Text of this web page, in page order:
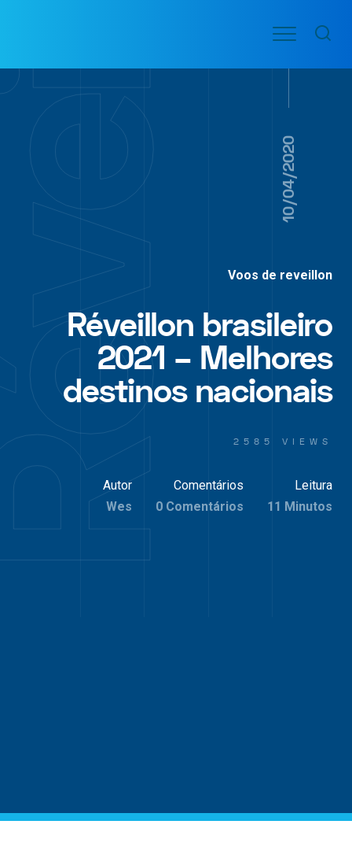
conteúdo
VOO
AÉREAS
Menu
10/04/2020
Voos de reveillon
Réveillon brasileiro
2021 – Melhores
destinos nacionais
2585 VIEWS
Autor
Wes
Comentários
0 Comentários
Leitura
11 Minutos